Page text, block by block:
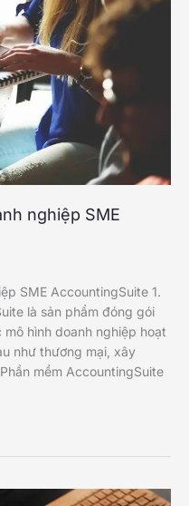
nghiệp SME
SME AccountingSuite 1.
là sản phẩm đóng gói
hình doanh nghiệp hoạt
như thương mại, xây
mềm AccountingSuite